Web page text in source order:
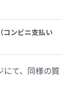
コンビニ支払い
にて、同様の質